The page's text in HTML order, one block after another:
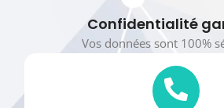
Confidentialité
Vos données sont 100%